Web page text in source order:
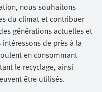
nous souhaitons
du climat et contribuer
générations actuelles et
de près à la
en consommant
le recyclage, ainsi
être utilisés.